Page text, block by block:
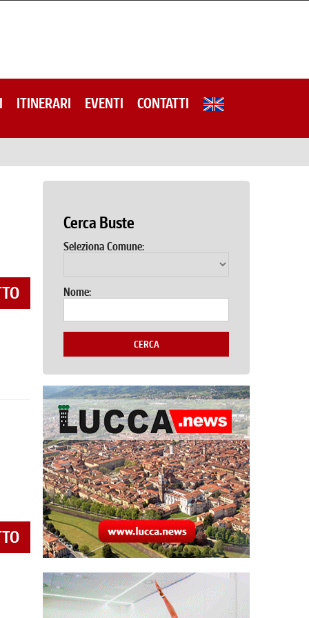
ITINERARI EVENTI CONTATTI
Cerca Buste
Seleziona Comune:
Nome:
CERCA